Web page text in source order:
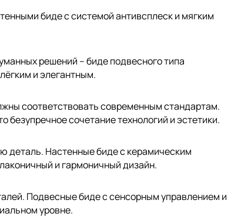
биде с системой антивсплеск и мягким
решений – биде подвесного типа
и элегантным.
соответствовать современным стандартам.
сочетание технологий и эстетики.
деталь. Настенные биде с керамическим
и гармоничный дизайн.
Подвесные биде с сенсорным управлением и
уровне.